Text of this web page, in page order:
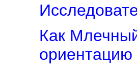
Как
ориентацию